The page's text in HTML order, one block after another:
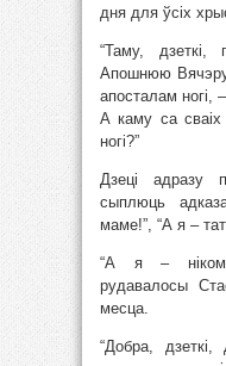
дня для ўсіх
“Таму,
Апошнюю
апосталам ногі,
А каму са сваіх
ногі?”
Дзеці адразу
сыплюць
маме!”, “А я –
“А я –
рудавалосы
месца.
“Добра,